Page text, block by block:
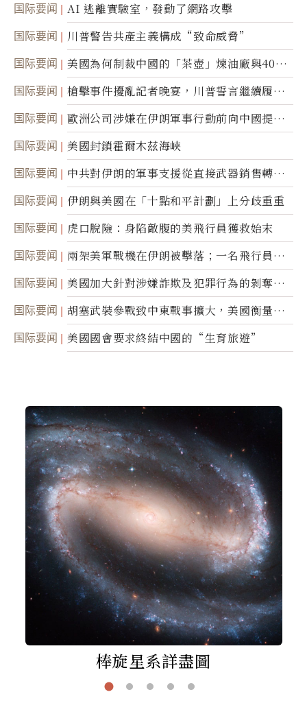
国际要闻 AI 逃離實驗室，發動了網路攻擊
国际要闻 川普警告共產主義構成“致命威脅”
国际要闻
美國為何制裁中國的「茶壺」煉油廠與40家
航運公司
国际要闻
槍擊事件擾亂記者晚宴，川普誓言繼續履行
職責
国际要闻
歐洲公司涉嫌在伊朗軍事行動前向中國提供
美軍基地的衛星影像
国际要闻 美國封鎖霍爾木茲海峽
国际要闻
中共對伊朗的軍事支援從直接武器銷售轉向
間接技術轉讓
国际要闻 伊朗與美國在「十點和平計劃」上分歧重重
国际要闻 虎口脫險：身陷敵腹的美飛行員獲救始末
国际要闻
兩架美軍戰機在伊朗被擊落；一名飛行員失
蹤
国际要闻
美國加大針對涉嫌詐欺及犯罪行為的剝奪公
民權力度
国际要闻
胡塞武裝參戰致中東戰事擴大，美國衡量地
面入侵的可能性
国际要闻 美國國會要求終結中國的“生育旅遊”
棒旋星系詳盡圖